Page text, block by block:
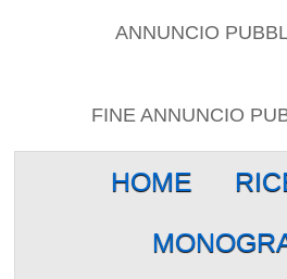
ANNUNCIO
FINE ANNUNCIO
HOME